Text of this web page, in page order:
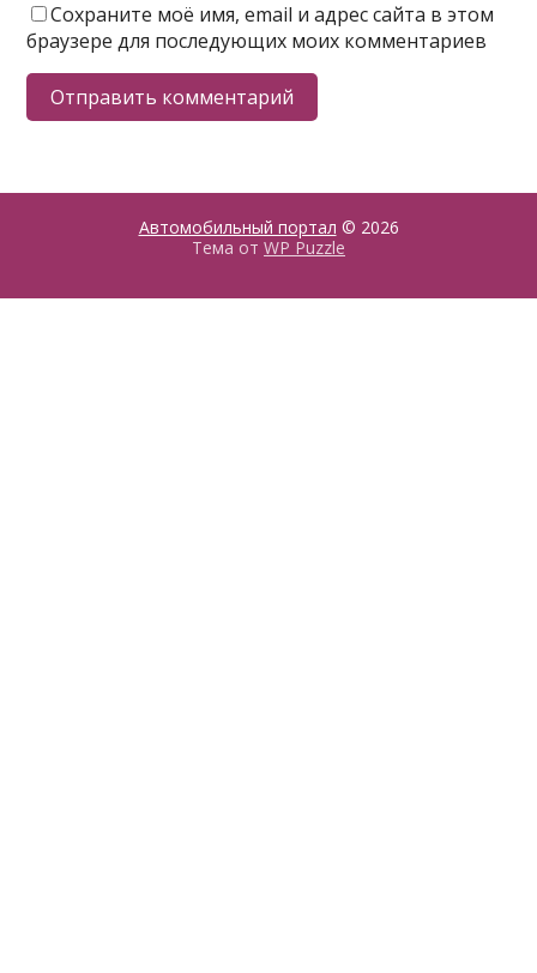
Сохраните моё имя, email и адрес сайта в этом
браузере для последующих моих комментариев
Автомобильный портал © 2026
Тема от WP Puzzle